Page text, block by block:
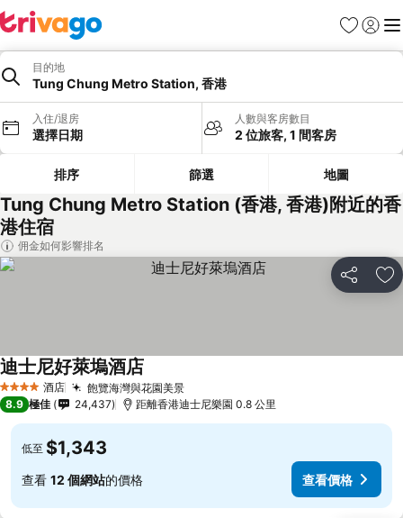
收藏夾
登入 選
目的地
Tung Chung Metro Station, 香港
入住/退房
選擇日期
人數與客房數目
2 位旅客, 1 間客房
排序 篩選 地圖
Tung Chung Metro Station (香港, 香港)附近的香
港住宿
佣金如何影響排名
分享 放
4 星級 酒店 飽覽海灣與花園美景
迪士尼好萊塢酒店
8.9 極佳 24,437 距離香港迪士尼樂園 0.8 公里
低至 $1,343
查看 12 個網站的價格 查看價格